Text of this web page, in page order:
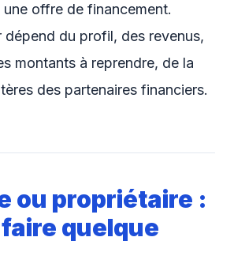
offre de financement.
dépend du profil, des revenus,
montants à reprendre, de la
des partenaires financiers.
ou propriétaire :
quelque